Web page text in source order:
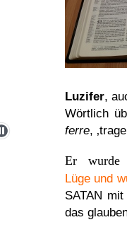
Luzifer,
Wörtlich
ferre,
Er wurde
Lüge und
SATAN
das